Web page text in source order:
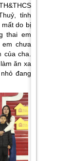
tỉnh
mất do bị
thai em
chưa
cha.
ăn xa
đang